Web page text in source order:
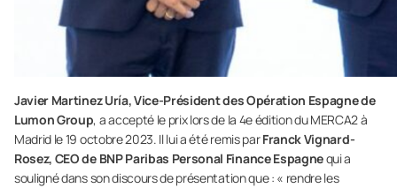
Javier Martinez Uría, Vice-Président des Opération Espagne de
Lumon Group, a accepté le prix lors de la 4e édition du MERCA2 à
Madrid le 19 octobre 2023. Il lui a été remis parFranck Vignard-
Rosez, CEO de BNP Paribas Personal Finance Espagnequi a
souligné dans son discours de présentation que : « rendre les